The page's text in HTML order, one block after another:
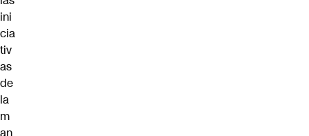
ini
cia
tiv
as
de
la
m
an